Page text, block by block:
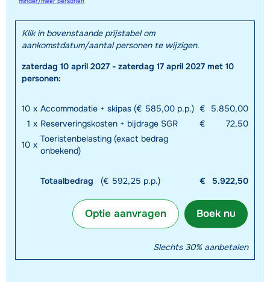
Klik in bovenstaande prijstabel om
aankomstdatum/aantal personen te wijzigen.
zaterdag 10 april 2027 - zaterdag 17 april 2027 met 10
personen:
10 x Accommodatie + skipas (€ 585,00 p.p.) €
5.850,00
1 x Reserveringskosten + bijdrage SGR €
72,50
10 x
Toeristenbelasting (exact bedrag
onbekend)
Totaalbedrag (€ 592,25 p.p.) € 5.922,50
Boek nu
Optie aanvragen
Slechts 30% aanbetalen